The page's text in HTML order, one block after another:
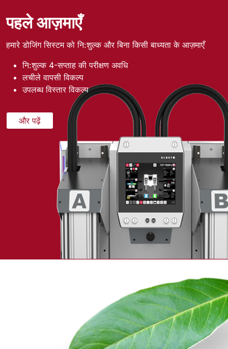
पहले आज़माएँ
हमारे डोजिंग सिस्टम को नि:शुल्क और बिना किसी बाध्यता के आज़माएँ
नि:शुल्क 4-सप्ताह की परीक्षण अवधि
लचीले वापसी विकल्प
उपलब्ध विस्तार विकल्प
और पढ़ें